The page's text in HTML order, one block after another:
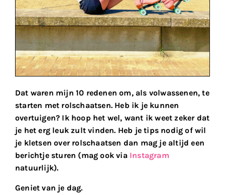
Dat waren mijn 10 redenen om, als volwassenen, te
starten met rolschaatsen. Heb ik je kunnen
overtuigen? Ik hoop het wel, want ik weet zeker dat
je het erg leuk zult vinden. Heb je tips nodig of wil
je kletsen over rolschaatsen dan mag je altijd een
berichtje sturen (mag ook via Instagram
natuurlijk).
Geniet van je dag.